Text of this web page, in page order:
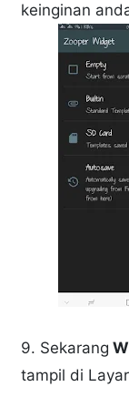
keinginan
9. Sekarang
tampil di